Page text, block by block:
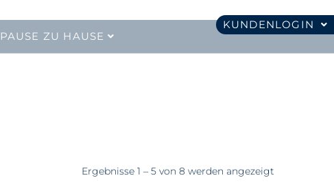
KUNDENLOGIN
PAUSE ZU HAUSE
Ergebnisse 1 – 5 von 8 werden angezeigt